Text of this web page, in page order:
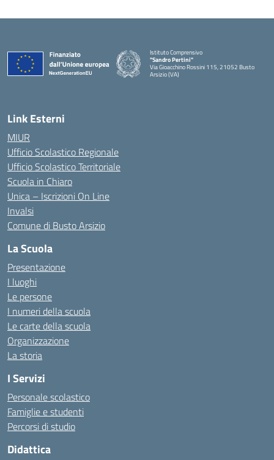
Istituto Comprensivo
"Sandro Pertini"
Via Gioacchino Rossini 115, 21052 Busto
Arsizio (VA)
Link Esterni
MIUR
Ufficio Scolastico Regionale
Ufficio Scolastico Territoriale
Scuola in Chiaro
Unica – Iscrizioni On Line
Invalsi
Comune di Busto Arsizio
La Scuola
Presentazione
I luoghi
Le persone
I numeri della scuola
Le carte della scuola
Organizzazione
La storia
I Servizi
Personale scolastico
Famiglie e studenti
Percorsi di studio
Didattica